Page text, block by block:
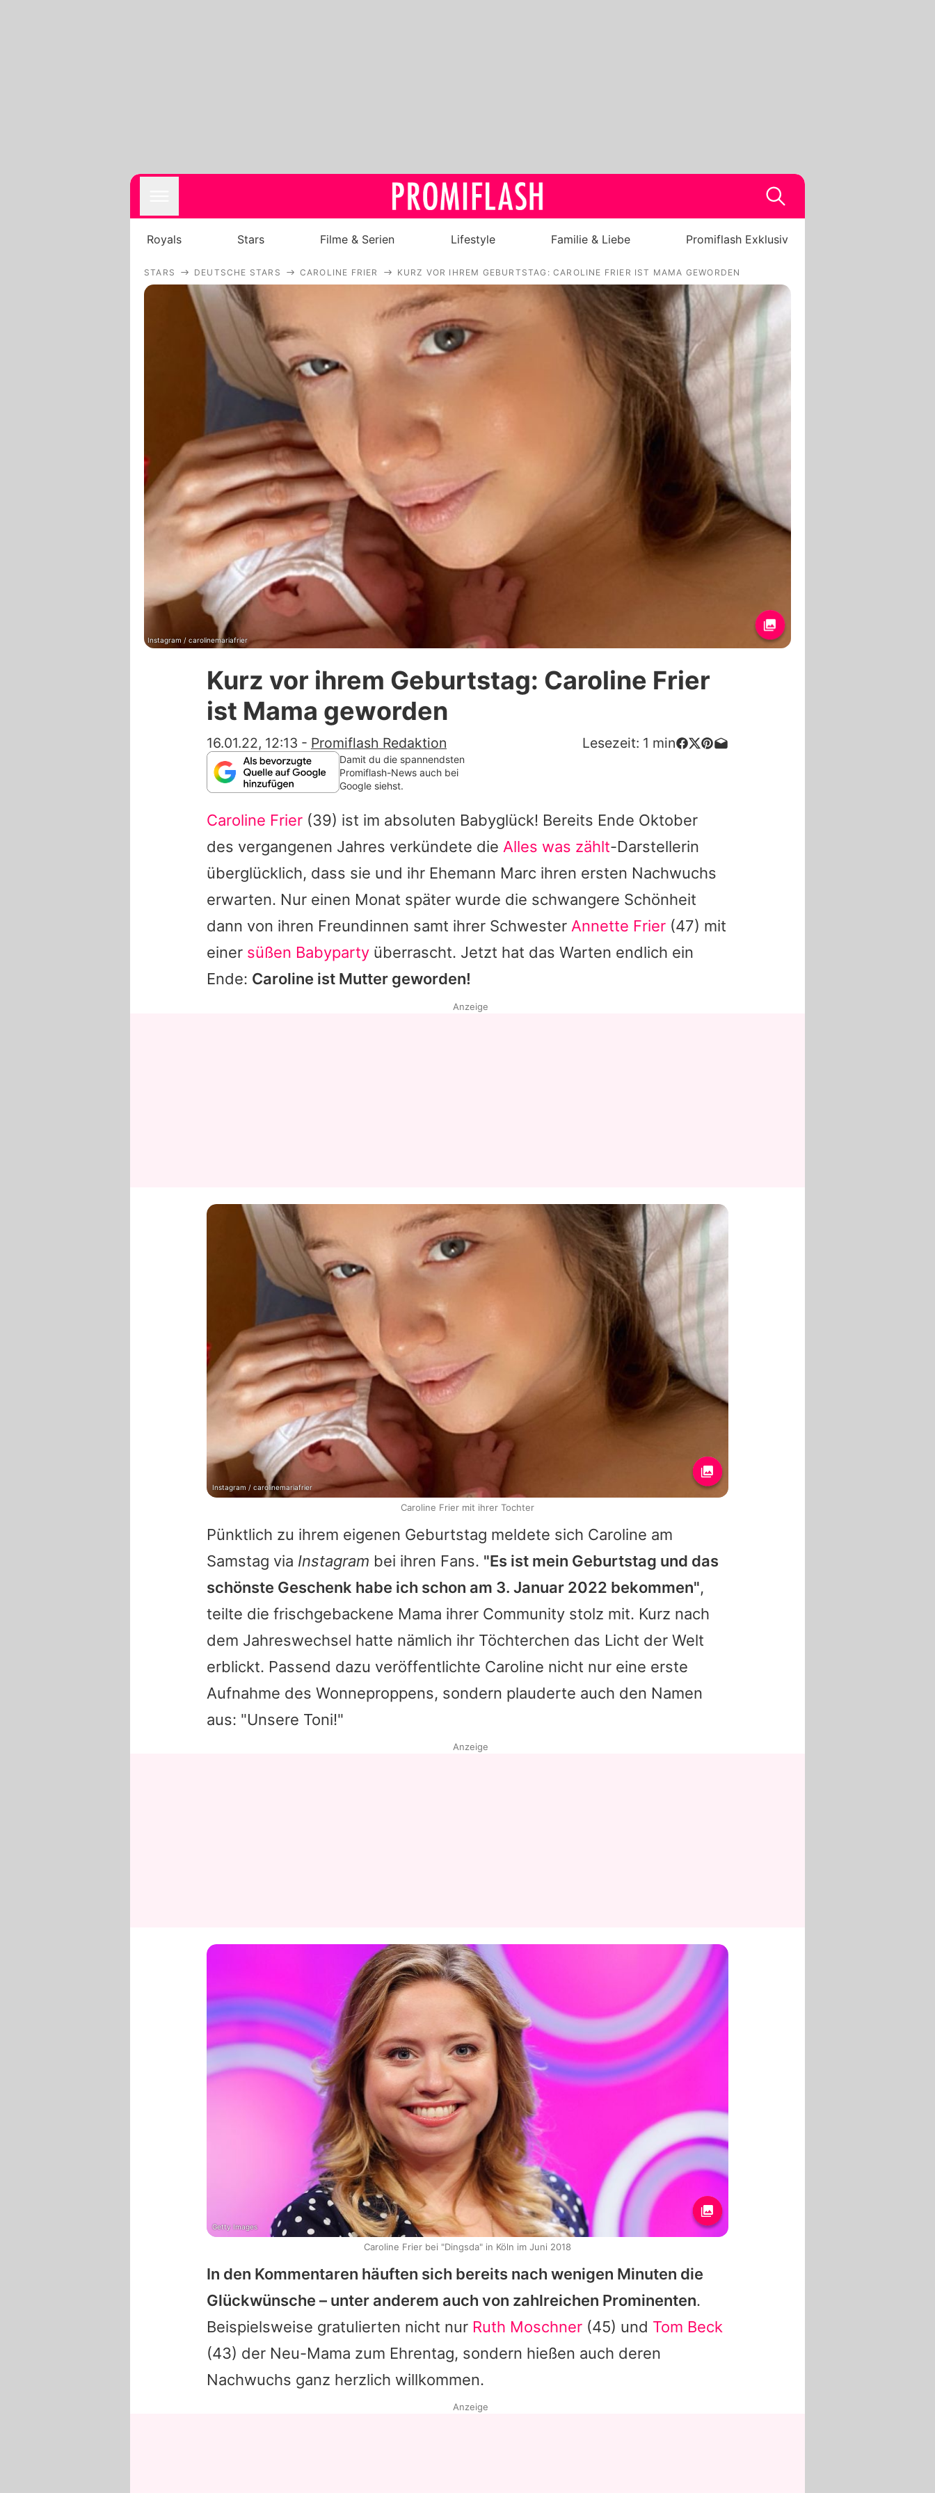
Royals
Stars
Filme & Serien
Lifestyle
Promiflash Exklusiv
Alle Themen auf Promiflash
Jobs
App runterladen
Team
Redaktionelle Richtlinien
Datenschutzerklärung
Nutzungsbedingungen
Utiq verwalten
Royals Stars Filme & Serien Lifestyle Familie & Liebe Promiflash Exklusiv
STARS DEUTSCHE STARS CAROLINE FRIER KURZ VOR IHREM GEBURTSTAG: CAROLINE FRIER IST MAMA GEWORDEN
Instagram / carolinemariafrier
Kurz vor ihrem Geburtstag: Caroline Frier
ist Mama geworden
16.01.22, 12:13 - Promiflash Redaktion Lesezeit: 1 min
Damit du die spannendsten
Promiflash-News auch bei
Google siehst.
Caroline Frier (39) ist im absoluten Babyglück! Bereits Ende Oktober
des vergangenen Jahres verkündete die Alles was zählt-Darstellerin
überglücklich, dass sie und ihr Ehemann Marc ihren ersten Nachwuchs
erwarten. Nur einen Monat später wurde die schwangere Schönheit
dann von ihren Freundinnen samt ihrer Schwester Annette Frier (47) mit
einer süßen Babyparty überrascht. Jetzt hat das Warten endlich ein
Ende: Caroline ist Mutter geworden!
Pünktlich zu ihrem eigenen Geburtstag meldete sich Caroline am
Samstag via Instagram bei ihren Fans. "Es ist mein Geburtstag und das
schönste Geschenk habe ich schon am 3. Januar 2022 bekommen",
teilte die frischgebackene Mama ihrer Community stolz mit. Kurz nach
dem Jahreswechsel hatte nämlich ihr Töchterchen das Licht der Welt
erblickt. Passend dazu veröffentlichte Caroline nicht nur eine erste
Aufnahme des Wonneproppens, sondern plauderte auch den Namen
aus: "Unsere Toni!"
In den Kommentaren häuften sich bereits nach wenigen Minuten die
Glückwünsche – unter anderem auch von zahlreichen Prominenten.
Beispielsweise gratulierten nicht nur Ruth Moschner (45) und Tom Beck
(43) der Neu-Mama zum Ehrentag, sondern hießen auch deren
Nachwuchs ganz herzlich willkommen.
Anzeige
Instagram / carolinemariafrier
Caroline Frier mit ihrer Tochter
Anzeige
Getty Images
Caroline Frier bei "Dingsda" in Köln im Juni 2018
Anzeige